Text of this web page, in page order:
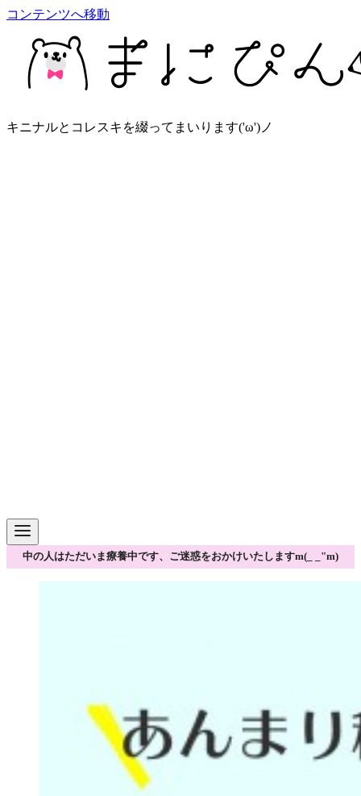
コンテンツへ移動
キニナルとコレスキを綴ってまいります('ω')ノ
中の人はただいま療養中です、ご迷惑をおかけいたしますm(_ _"m)